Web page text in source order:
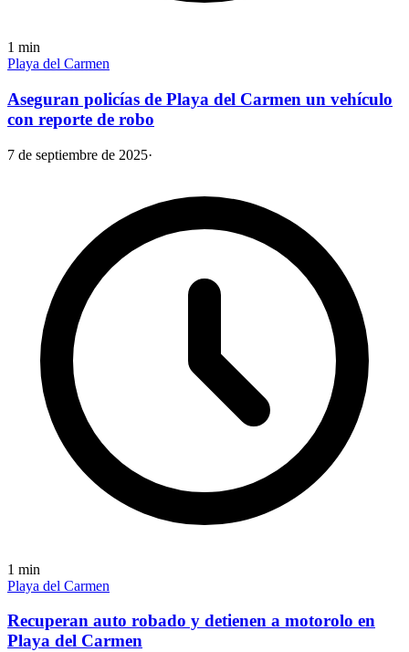
1 min
Playa del Carmen
Aseguran policías de Playa del Carmen un vehículo
con reporte de robo
7 de septiembre de 2025·
1 min
Playa del Carmen
Recuperan auto robado y detienen a motorolo en
Playa del Carmen